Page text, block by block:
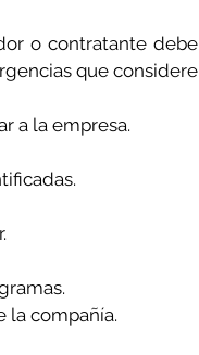
o contratante debe
que considere
a la empresa.
la compañía.